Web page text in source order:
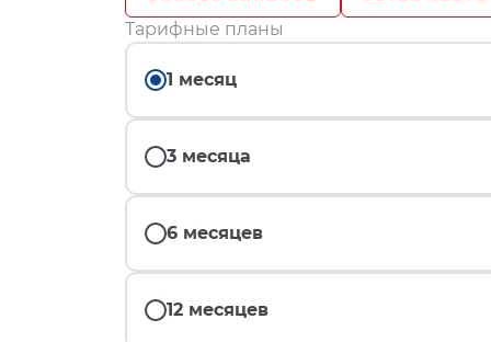
Тарифные планы
1 месяц
3 месяца
6 месяцев
12 месяцев